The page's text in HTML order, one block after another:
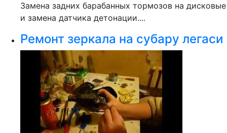
Замена задних барабанных тормозов на дисковые
и замена датчика детонации....
Ремонт зеркала на субару легаси